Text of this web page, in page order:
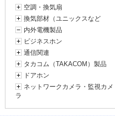
空調・換気扇
換気部材（ユニックスなど
内外電機製品
ビジネスホン
通信関連
タカコム（TAKACOM）製品
ドアホン
ネットワークカメラ・監視カメ
ラ